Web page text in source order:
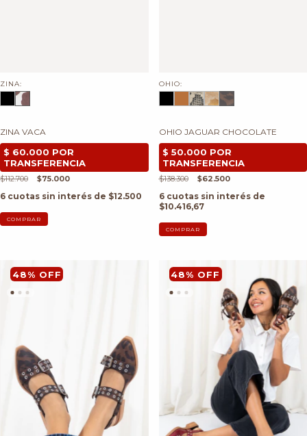
ZINA:
ZINA VACA
$112.700 $75.000
6 cuotas sin interés de $12.500
COMPRAR
OHIO:
OHIO JAGUAR CHOCOLATE
$138.300 $62.500
6 cuotas sin interés de
$10.416,67
COMPRAR
48% OFF 48% OFF